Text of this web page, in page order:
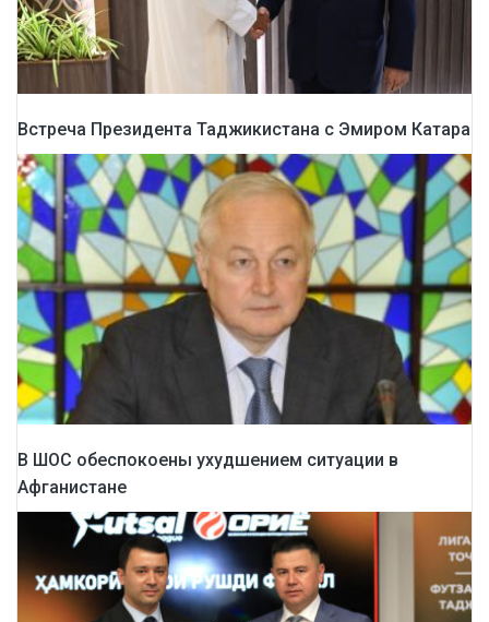
Встреча Президента Таджикистана с Эмиром Катара
В ШОС обеспокоены ухудшением ситуации в
Афганистане